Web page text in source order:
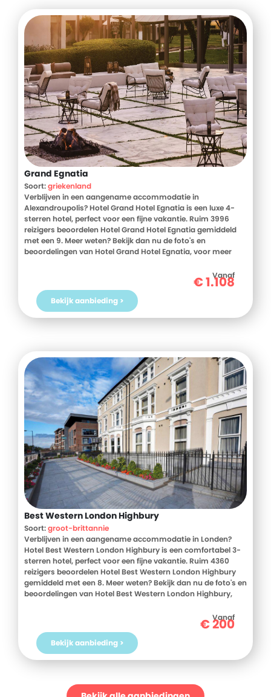
Naast zonnen op het strand dat voor de deur ligt is het meer
dan de moeite waard om ook eens een kleiner strandje te
bezoeken zoals Cala Comte of Cala Bassa. Of stap op de
ferry en ga een dag naar Formentera om daar van de
mooie, witte stranden te genieten. En bijna vanzelfsprekend
mag je een bezoekje aan Ibiza-stad zeker niet overslaan.
Waar je ook voor kiest, iedere avond kom je weer thuis in je
comfortabele, moderne kamer!
Grand Egnatia
Soort:griekenland
Verblijven in een aangename accommodatie in
Alexandroupolis? Hotel Grand Hotel Egnatia is een luxe 4-
sterren hotel, perfect voor een fijne vakantie. Ruim 3996
reizigers beoordelen Hotel Grand Hotel Egnatia gemiddeld
met een 9. Meer weten? Bekijk dan nu de foto's en
beoordelingen van Hotel Grand Hotel Egnatia, voor meer
Griekenland? Boek jouw vakantie naar Hotel Grand Hotel
Vanaf
€1.108
Bekijk aanbieding >
Best Western London Highbury
Soort:groot-brittannie
Verblijven in een aangename accommodatie in Londen?
Hotel Best Western London Highbury is een comfortabel 3-
sterren hotel, perfect voor een fijne vakantie. Ruim 4360
reizigers beoordelen Hotel Best Western London Highbury
gemiddeld met een 8. Meer weten? Bekijk dan nu de foto's en
beoordelingen van Hotel Best Western London Highbury,
in Groot-Brittannie? Boek jouw vakantie naar Hotel Best
Vanaf
€200
Bekijk aanbieding >